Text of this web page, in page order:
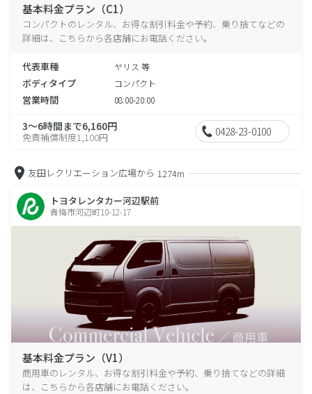
基本料金プラン（C1）
コンパクトのレンタル、お得な割引料金や予約、乗り捨てなどの
詳細は、こちらから各店舗にお電話ください。
代表車種 ヤリス 等
ボディタイプ コンパクト
営業時間 08:00-20:00
3～6時間まで6,160円
免責補償制度1,100円 0428-23-0100
友田レクリエーション広場から 1274m
トヨタレンタカー河辺駅前
青梅市河辺町10-12-17
基本料金プラン（V1）
商用車のレンタル、お得な割引料金や予約、乗り捨てなどの詳細
は、こちらから各店舗にお電話ください。